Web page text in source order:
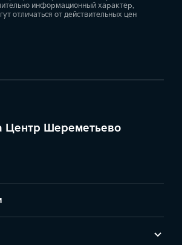
информационный характер.
отличаться от действительных цен
Центр Шереметьево